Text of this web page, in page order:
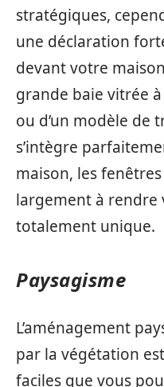
stratégiques,
une déclaration
devant votre maison.
grande baie vitrée
ou d’un modèle de
s’intègre
maison, les
largement à rendre
totalement unique.
Paysagisme
L’aménagement
par la végétation
faciles que vous